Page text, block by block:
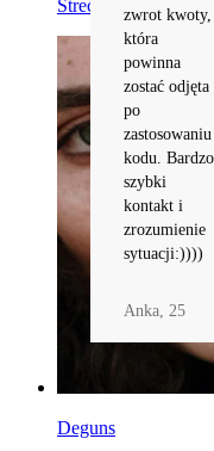
Strečings
Deguns
zwrot kwoty,
która
powinna
zostać odjęta
po
zastosowaniu
kodu. Bardzo
szybki
kontakt i
zrozumienie
sytuacji:))))
Anka, 25